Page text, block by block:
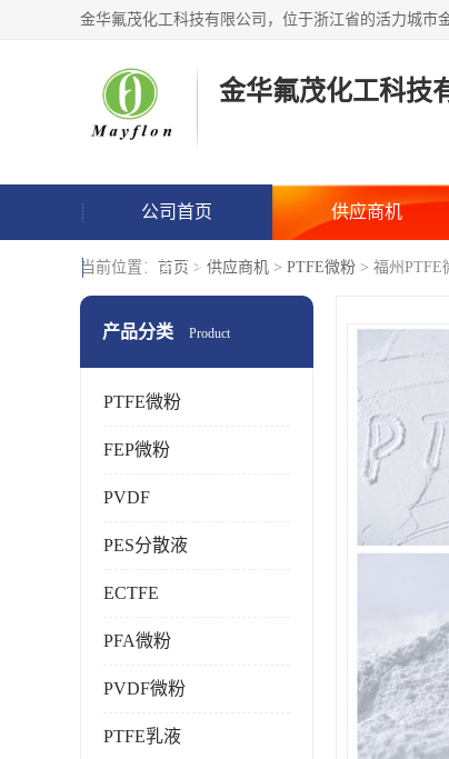
金华氟茂化工科技
公司首页 供应商机
联系方式
当前位置： 首页 > 供应商机 > PTFE微粉 > 福州PTFE
产品分类 Product
PTFE微粉
FEP微粉
PVDF
PES分散液
ECTFE
PFA微粉
PVDF微粉
PTFE乳液